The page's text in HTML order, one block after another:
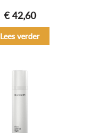
€42,60
Lees verder